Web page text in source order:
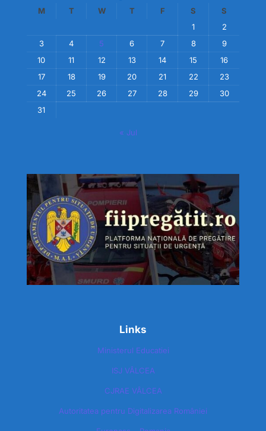
M T W T F S
S
1
2
3
4 5 6 7 8
9
10
11 12 13 14 15
16
17
18 19 20 21 22
23
24
25 26 27 28 29
30
31
« Jul
Links
Ministerul Educatiei
ISJ VÂLCEA
CJRAE VÂLCEA
Autoritatea pentru Digitalizarea României​